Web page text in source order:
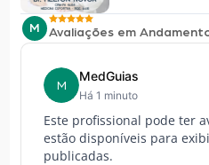
M Avaliações em
M
MedGuias
Há 1 minuto
Este profissional pode ter
estão disponíveis para
publicadas.